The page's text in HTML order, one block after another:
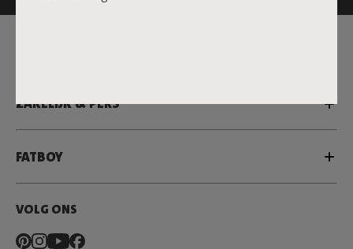
ZAKELIJK & PERS
FATBOY
VOLG ONS